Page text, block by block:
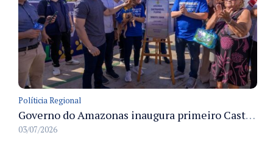
Políticia Regional
Governo do Amazonas inaugura primeiro Castramóvel Fluvial para atendimento veterinário às comunidades ribeirinhas e castração gratuita
03/07/2026